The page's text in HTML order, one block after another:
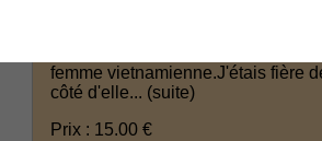
femme vietnamienne.J'étais fière
côté d'elle... (suite)
Prix : 15.00 €